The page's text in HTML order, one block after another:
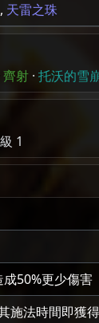
, 天雷之珠
齊射 · 托沃的雪
1
成50%更少傷害
施法時間即獲